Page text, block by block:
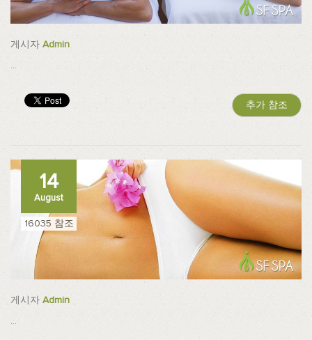
게시자 Admin
...
추가 참조
14
August
16035 참조
게시자 Admin
...